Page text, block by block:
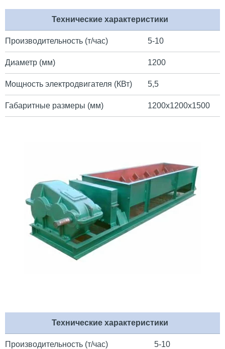
Технические характеристики
Производительность (т/час) 5-10
Диаметр (мм) 1200
Мощность электродвигателя (КВт) 5,5
Габаритные размеры (мм) 1200х1200х1500
Технические характеристики
Производительность (т/час) 5-10